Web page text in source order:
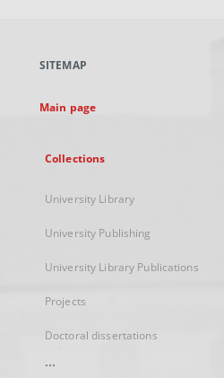
new
SITEMAP
Main page
Collections
University Library
University Publishing
University Library Publications
Projects
Doctoral dissertations
...